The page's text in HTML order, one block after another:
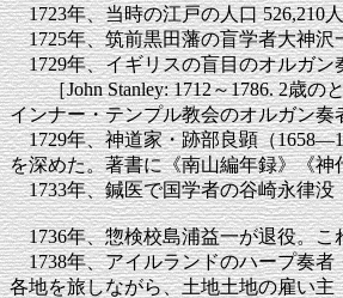
1723年、当時の江戸の人口 526,210
1725年、筑前黒田藩の盲学者大神沢
1729年、イギリスの盲目のオルガン
［John Stanley: 1712～1786. 2歳の
インナー・テンプル教会のオルガン
1729年、神道家・跡部良顕（
を深めた。著書に《南山編年録》《
1733年、鍼医で国学者の谷崎永律没
1736年、惣検校島浦益一が退役。こ
1738年、アイルランドのハープ奏者
各地を旅しながら、土地土地の雇い